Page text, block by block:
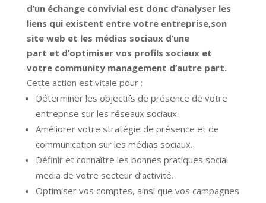
d’un échange convivial est donc d’analyser les
liens qui existent entre votre entreprise,son
site web et les médias sociaux d’une
part et d’optimiser vos profils sociaux et
votre community management d’autre part.
Cette action est vitale pour :
Déterminer les objectifs de présence de votre
entreprise sur les réseaux sociaux.
Améliorer votre stratégie de présence et de
communication sur les médias sociaux.
Définir et connaître les bonnes pratiques social
media de votre secteur d’activité.
Optimiser vos comptes, ainsi que vos campagnes